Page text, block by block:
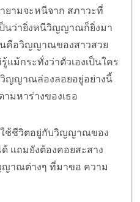
ามจะหนีจาก สภาวะที่
นว่ายิ่งหนีวิญญาณก็ยิ่งมา
คือวิญญาณของสาวสวย
แม้กระทั่งว่าตัวเองเป็นใคร
วิญญาณล่องลอยอยู่อย่างนี้
ามหาร่างของเธอ
ช้ชีวิตอยู่กับวิญญาณของ
แถมยังต้องคอยสะสาง
าณต่างๆ ที่มาขอ ความ